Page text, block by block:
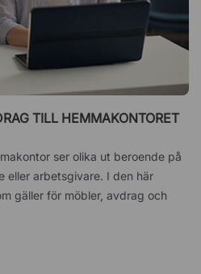
TILL HEMMAKONTORET
ser olika ut beroende på
eller arbetsgivare. I den här
gäller för möbler, avdrag och